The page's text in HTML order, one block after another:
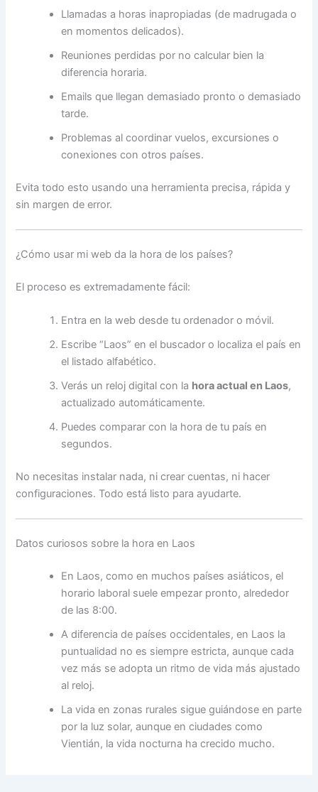
Llamadas a horas inapropiadas (de madrugada o
en momentos delicados).
Reuniones perdidas por no calcular bien la
diferencia horaria.
Emails que llegan demasiado pronto o demasiado
tarde.
Problemas al coordinar vuelos, excursiones o
conexiones con otros países.
Evita todo esto usando una herramienta precisa, rápida y
sin margen de error.
¿Cómo usar mi web da la hora de los países?
El proceso es extremadamente fácil:
Entra en la web desde tu ordenador o móvil.
Escribe “Laos” en el buscador o localiza el país en
el listado alfabético.
Verás un reloj digital con la hora actual en Laos,
actualizado automáticamente.
Puedes comparar con la hora de tu país en
segundos.
No necesitas instalar nada, ni crear cuentas, ni hacer
configuraciones. Todo está listo para ayudarte.
Datos curiosos sobre la hora en Laos
En Laos, como en muchos países asiáticos, el
horario laboral suele empezar pronto, alrededor
de las 8:00.
A diferencia de países occidentales, en Laos la
puntualidad no es siempre estricta, aunque cada
vez más se adopta un ritmo de vida más ajustado
al reloj.
La vida en zonas rurales sigue guiándose en parte
por la luz solar, aunque en ciudades como
Vientián, la vida nocturna ha crecido mucho.